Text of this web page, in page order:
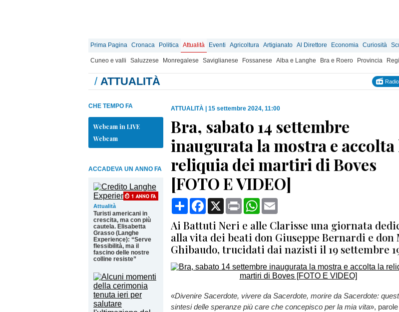
Prima Pagina Cronaca Politica Attualità Eventi Agricoltura Artigianato Al Direttore Economia Curiosità
Cuneo e valli Saluzzese Monregalese Saviglianese Fossanese Alba e Langhe Bra e Roero Provincia
/ ATTUALITÀ
CHE TEMPO FA
Webcam in LIVE
Webcam
ACCADEVA UN ANNO FA
Attualità
Turisti americani in
crescita, ma con più
cautela. Elisabetta
Grasso (Langhe
Experience): “Serve
flessibilità, ma il
fascino delle nostre
colline resiste”
ATTUALITÀ 15 settembre 2024, 11:00
Bra, sabato 14 settembre
inaugurata la mostra e accolta
reliquia dei martiri di Boves
[FOTO E VIDEO]
CondividiFacebook
X Print WhatsApp
Ai Battuti Neri e alle Clarisse una giornata
alla vita dei beati don Giuseppe Bernardi e don
Ghibaudo, trucidati dai nazisti il 19 settembre
«Divenire Sacerdote, vivere da Sacerdote, morire da Sacerdote:
sintesi delle speranze più care che concepisco per la mia vita»,